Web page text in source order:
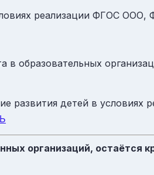
реализации ФГОС
образовательных
развития детей в условиях
организаций, остаётся